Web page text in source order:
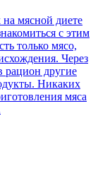
мясной диете
с этим
только мясо,
Через
рацион другие
Никаких
мяса